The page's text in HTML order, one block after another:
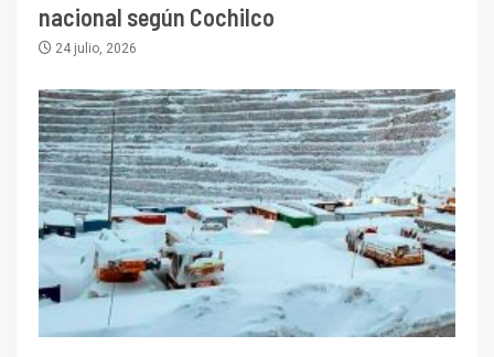
nacional según Cochilco
24 julio, 2026